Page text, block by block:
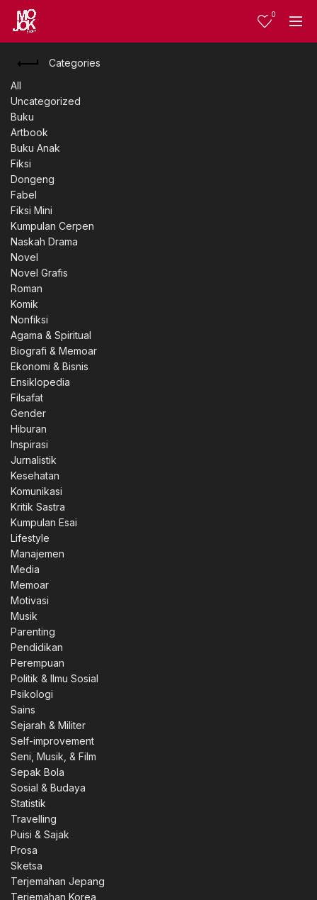
0
Categories
All
Uncategorized
Buku
Artbook
Buku Anak
Fiksi
Dongeng
Fabel
Fiksi Mini
Kumpulan Cerpen
Naskah Drama
Novel
Novel Grafis
Roman
Komik
Nonfiksi
Agama & Spiritual
Biografi & Memoar
Ekonomi & Bisnis
Ensiklopedia
Filsafat
Gender
Hiburan
Inspirasi
Jurnalistik
Kesehatan
Komunikasi
Kritik Sastra
Kumpulan Esai
Lifestyle
Manajemen
Media
Memoar
Motivasi
Musik
Parenting
Pendidikan
Perempuan
Politik & Ilmu Sosial
Psikologi
Sains
Sejarah & Militer
Self-improvement
Seni, Musik, & Film
Sepak Bola
Sosial & Budaya
Statistik
Travelling
Puisi & Sajak
Prosa
Sketsa
Terjemahan Jepang
Terjemahan Korea